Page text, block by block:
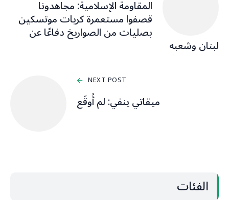
المقاومة الإسلامية: مجاهدونا
قصفوا مستعمرة كريات موتسكين
بصليات من الصواريخ دفاعًا عن
لبنان وشعبه
NEXT POST
ميقاتي ينفي: لم أُوقّع
الفئات